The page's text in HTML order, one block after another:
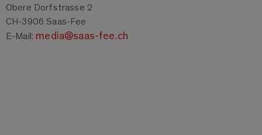
Obere Dorfstrasse 2
CH-3906 Saas-Fee
E-Mail: media@saas-fee.ch